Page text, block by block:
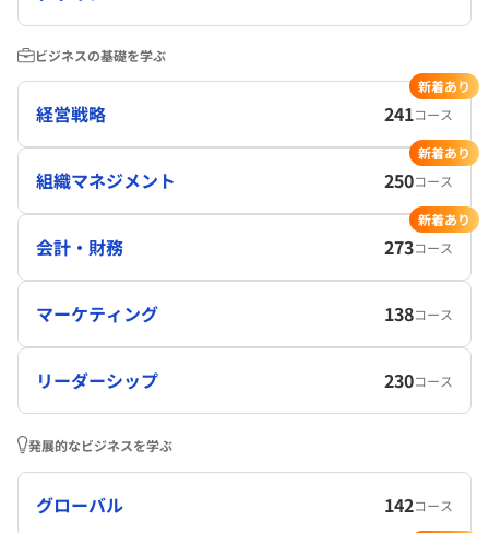
ビジネスの基礎を学ぶ
経営戦略 241コース
新着あり
組織マネジメント 250コース
新着あり
会計・財務 273コース
新着あり
マーケティング 138コース
リーダーシップ 230コース
発展的なビジネスを学ぶ
グローバル 142コース